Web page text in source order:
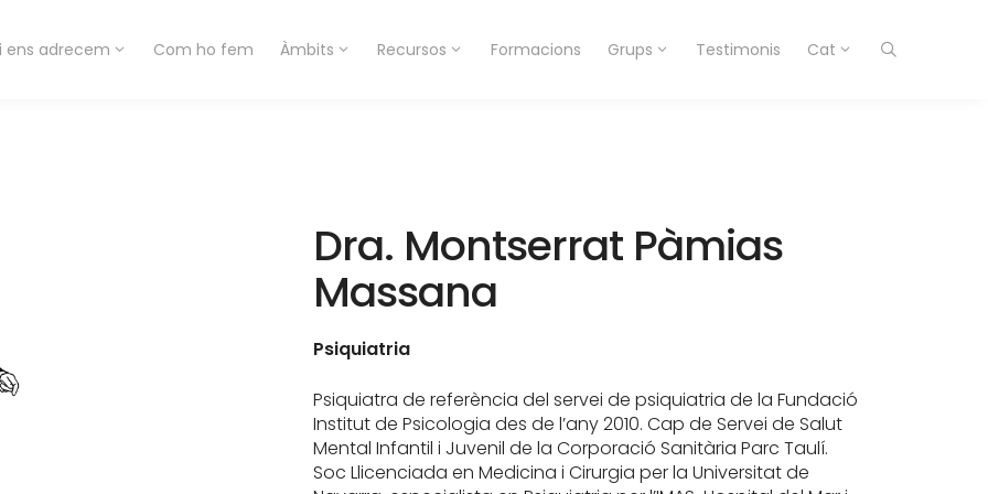
ens adrecem Com ho fem Àmbits Recursos Formacions Grups Testimonis Cat
Dra. Montserrat Pàmias
Massana
Psiquiatria
Psiquiatra de referència del servei de psiquiatria de la Fundació
Institut de Psicologia des de l’any 2010. Cap de Servei de Salut
Mental Infantil i Juvenil de la Corporació Sanitària Parc Taulí.
Soc Llicenciada en Medicina i Cirurgia per la Universitat de